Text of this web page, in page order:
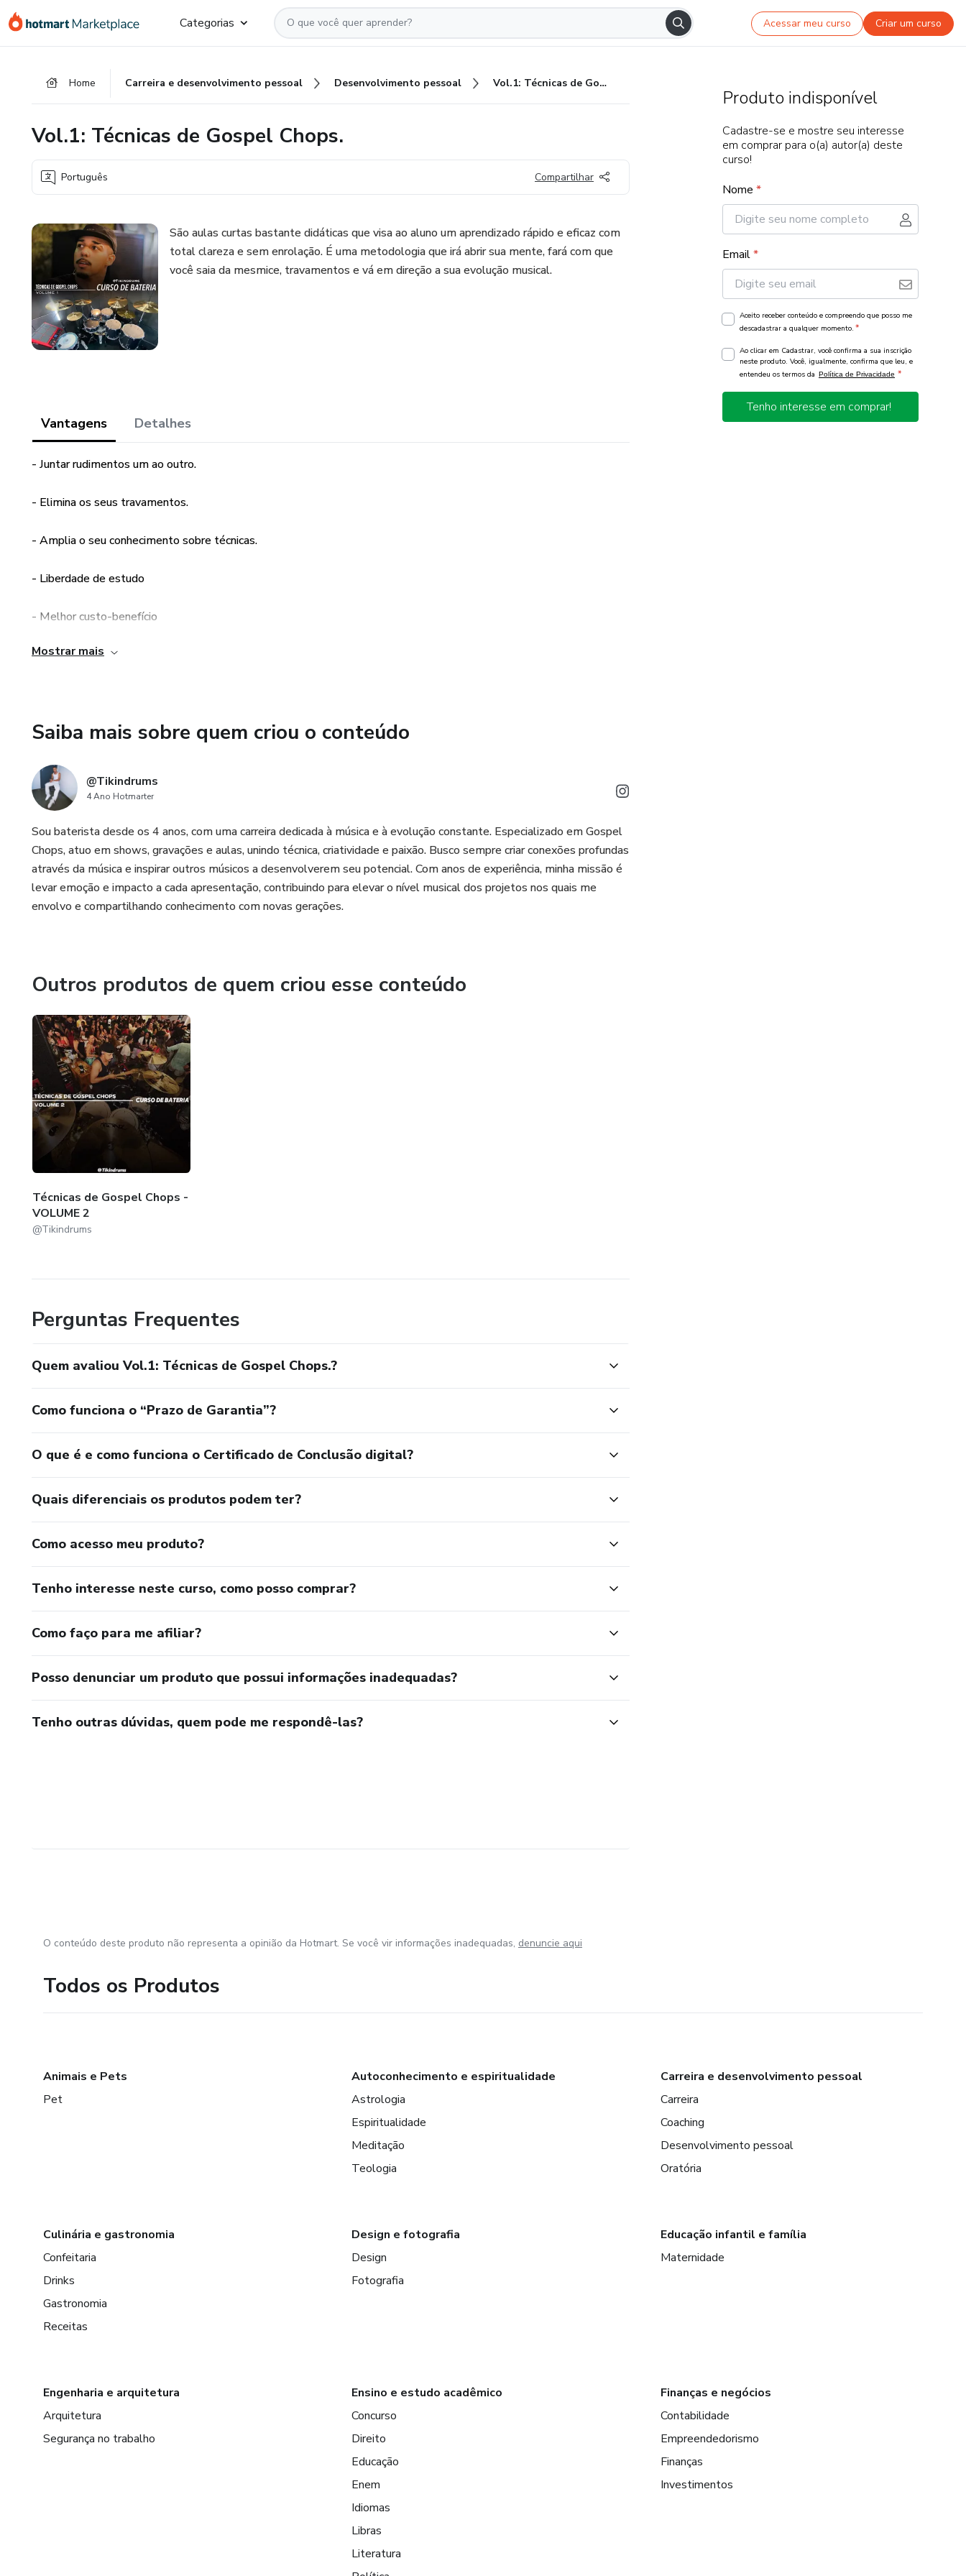
para
para
para
Categorias Acessar meu curso Criar um curso
Home Carreira e desenvolvimento pessoal Desenvolvimento pessoal Vol.1: Técnicas de Gospel Chops.
Vol.1: Técnicas de Gospel Chops.
Português Compartilhar
São aulas curtas bastante didáticas que visa ao aluno um aprendizado rápido e eficaz com
total clareza e sem enrolação. É uma metodologia que irá abrir sua mente, fará com que
você saia da mesmice, travamentos e vá em direção a sua evolução musical.
Vantagens Detalhes
- Juntar rudimentos um ao outro.
- Elimina os seus travamentos.
- Amplia o seu conhecimento sobre técnicas.
- Liberdade de estudo
- Melhor custo-benefício
- Uma metodologia diferente
Mostrar mais
Saiba mais sobre quem criou o conteúdo
@Tikindrums
4 Ano Hotmarter
Sou baterista desde os 4 anos, com uma carreira dedicada à música e à evolução constante. Especializado em Gospel
Chops, atuo em shows, gravações e aulas, unindo técnica, criatividade e paixão. Busco sempre criar conexões profundas
através da música e inspirar outros músicos a desenvolverem seu potencial. Com anos de experiência, minha missão é
levar emoção e impacto a cada apresentação, contribuindo para elevar o nível musical dos projetos nos quais me
envolvo e compartilhando conhecimento com novas gerações.
Outros produtos de quem criou esse conteúdo
Técnicas de Gospel Chops -
VOLUME 2
@Tikindrums
Perguntas Frequentes
Quem avaliou Vol.1: Técnicas de Gospel Chops.?
Como funciona o “Prazo de Garantia”?
O que é e como funciona o Certificado de Conclusão digital?
Quais diferenciais os produtos podem ter?
Como acesso meu produto?
Tenho interesse neste curso, como posso comprar?
Como faço para me afiliar?
Posso denunciar um produto que possui informações inadequadas?
Tenho outras dúvidas, quem pode me respondê-las?
Produto indisponível
Cadastre-se e mostre seu interesse
em comprar para o(a) autor(a) deste
curso!
Nome *
Email*
Aceito receber conteúdo e compreendo que posso me
descadastrar a qualquer momento. *
Ao clicar em Cadastrar, você confirma a sua inscrição
neste produto. Você, igualmente, confirma que leu, e
entendeu os termos da Política de Privacidade *
Tenho interesse em comprar!
O conteúdo deste produto não representa a opinião da Hotmart. Se você vir informações inadequadas, denuncie aqui
Todos os Produtos
Animais e Pets
Pet
Autoconhecimento e espiritualidade
Astrologia
Espiritualidade
Meditação
Teologia
Carreira e desenvolvimento pessoal
Carreira
Coaching
Desenvolvimento pessoal
Oratória
Culinária e gastronomia
Confeitaria
Drinks
Gastronomia
Receitas
Design e fotografia
Design
Fotografia
Educação infantil e família
Maternidade
Engenharia e arquitetura
Arquitetura
Segurança no trabalho
Ensino e estudo acadêmico
Concurso
Direito
Educação
Enem
Idiomas
Libras
Literatura
Finanças e negócios
Contabilidade
Empreendedorismo
Finanças
Investimentos